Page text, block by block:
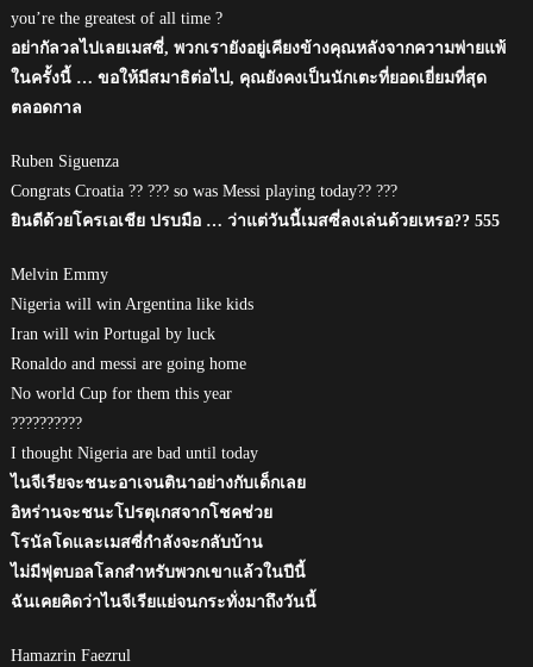
you’re the greatest of all time ?
อย่ากัลวลไปเลยเมสซี่, พวกเรายังอยู่เคียงข้างคุณหลังจากความพ่ายแพ้
ในครั้งนี้ … ขอให้มีสมาธิต่อไป, คุณยังคงเป็นนักเตะที่ยอดเยี่ยมที่สุด
ตลอดกาล
Ruben Siguenza
Congrats Croatia ?? ??? so was Messi playing today?? ???
ยินดีด้วยโครเอเชีย ปรบมือ … ว่าแต่วันนี้เมสซี่ลงเล่นด้วยเหรอ?? 555
Melvin Emmy
Nigeria will win Argentina like kids
Iran will win Portugal by luck
Ronaldo and messi are going home
No world Cup for them this year
??????????
I thought Nigeria are bad until today
ไนจีเรียจะชนะอาเจนตินาอย่างกับเด็กเลย
อิหร่านจะชนะโปรตุเกสจากโชคช่วย
โรนัลโดและเมสซี่กำลังจะกลับบ้าน
ไม่มีฟุตบอลโลกสำหรับพวกเขาแล้วในปีนี้
ฉันเคยคิดว่าไนจีเรียแย่จนกระทั่งมาถึงวันนี้
Hamazrin Faezrul